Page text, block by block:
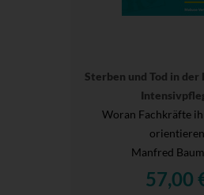
Sterben und Tod in
Woran Fachkräfte
orientieren
Manfred
57,00